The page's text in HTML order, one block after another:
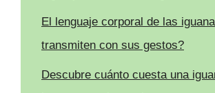
El lenguaje corporal de las
transmiten con sus gestos?
Descubre cuánto cuesta una